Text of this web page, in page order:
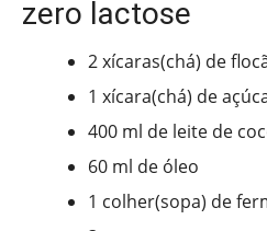
zero lactose
2 xícaras(chá) de
1 xícara(chá) de
400 ml de leite de
60 ml de óleo
1 colher(sopa) de